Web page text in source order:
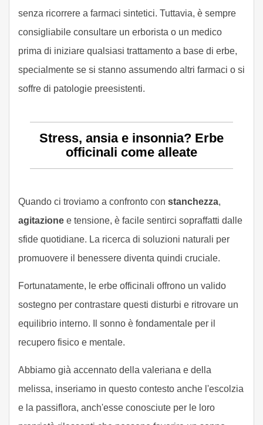
senza ricorrere a farmaci sintetici. Tuttavia, è sempre
consigliabile consultare un erborista o un medico
prima di iniziare qualsiasi trattamento a base di erbe,
specialmente se si stanno assumendo altri farmaci o si
soffre di patologie preesistenti.
Stress, ansia e insonnia? Erbe
officinali come alleate
Quando ci troviamo a confronto con stanchezza,
agitazione e tensione, è facile sentirci sopraffatti dalle
sfide quotidiane. La ricerca di soluzioni naturali per
promuovere il benessere diventa quindi cruciale.
Fortunatamente, le erbe officinali offrono un valido
sostegno per contrastare questi disturbi e ritrovare un
equilibrio interno. Il sonno è fondamentale per il
recupero fisico e mentale.
Abbiamo già accennato della valeriana e della
melissa, inseriamo in questo contesto anche l'escolzia
e la passiflora, anch'esse conosciute per le loro